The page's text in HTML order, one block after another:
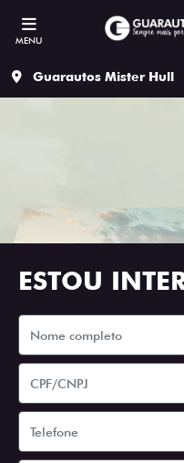
MENU
Guarautos Mister Hull
ESTOU